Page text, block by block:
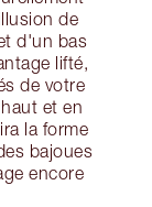
de
d'un bas
lifté,
de votre
et en
la forme
bajoues
encore